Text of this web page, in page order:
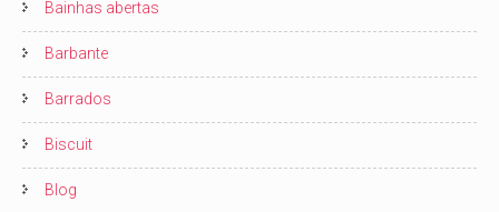
Bainhas abertas
Barbante
Barrados
Biscuit
Blog